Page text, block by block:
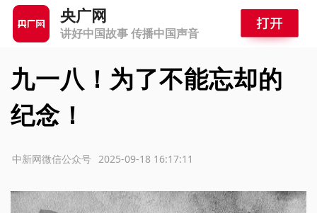
央广网
讲好中国故事 传播中国声音
九一八！为了不能忘却的
纪念！
2025-09-18 16:17:11
中新网微信公众号